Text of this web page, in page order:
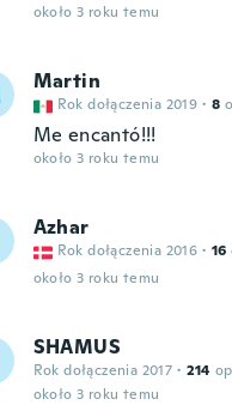
około 3 roku temu
Martin
Rok dołączenia 2019 · 8
Me encantó!!!
około 3 roku temu
Azhar
Rok dołączenia 2016 · 16
około 3 roku temu
SHAMUS
Rok dołączenia 2017 · 214
około 3 roku temu